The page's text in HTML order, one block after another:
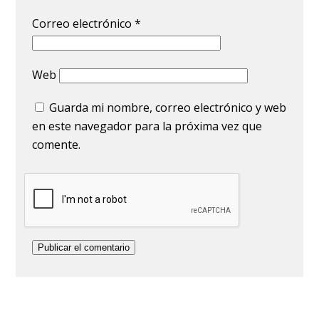
Correo electrónico*
Web
Guarda mi nombre, correo electrónico y web
en este navegador para la próxima vez que
comente.